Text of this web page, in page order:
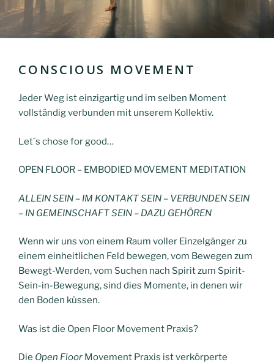
CONSCIOUS MOVEMENT
Jeder Weg ist einzigartig und im selben Moment
vollständig verbunden mit unserem Kollektiv.
Let´s chose for good…
OPEN FLOOR – EMBODIED MOVEMENT MEDITATION
ALLEIN SEIN – IM KONTAKT SEIN – VERBUNDEN SEIN
– IN GEMEINSCHAFT SEIN – DAZU GEHÖREN
Wenn wir uns von einem Raum voller Einzelgänger zu
einem einheitlichen Feld bewegen, vom Bewegen zum
Bewegt-Werden, vom Suchen nach Spirit zum Spirit-
Sein-in-Bewegung, sind dies Momente, in denen wir
den Boden küssen.
Was ist die Open Floor Movement Praxis?
Die Open Floor Movement Praxis ist verkörperte